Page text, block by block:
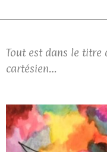
Tout est dans le titre
cartésien…